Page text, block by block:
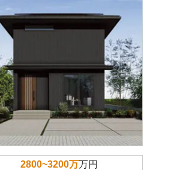
2800~3200万万円